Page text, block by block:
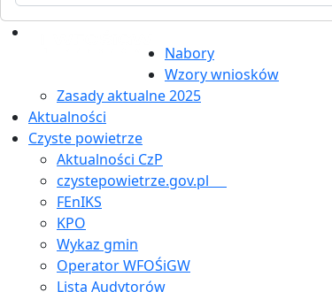
Nabory
Wzory wniosków
Zasady aktualne 2025
Aktualności
Czyste powietrze
Aktualności CzP
czystepowietrze.gov.pl
FEnIKS
KPO
Wykaz gmin
Operator WFOŚiGW
Lista Audytorów